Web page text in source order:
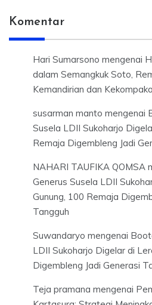
Komentar
Hari Sumarsono mengenai
dalam Semangkuk Soto,
Kemandirian dan
susarman manto mengenai
Susela LDII Sukoharjo
Remaja Digembleng Jadi
NAHARI TAUFIKA QOMSA
Generus Susela LDII
Gunung, 100 Remaja
Tangguh
Suwandaryo mengenai
LDII Sukoharjo Digelar di
Digembleng Jadi Generasi
Teja pramana mengenai